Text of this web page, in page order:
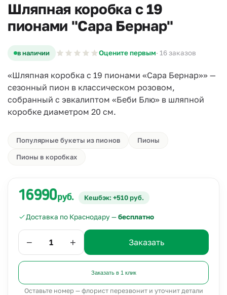
Шляпная коробка с 19
пионами "Сара Бернар"
в наличии Оцените первым· 16 заказов
«Шляпная коробка с 19 пионами «Сара Бернар»» —
сезонный пион в классическом розовом,
собранный с эвкалиптом «Беби Блю» в шляпной
коробке диаметром 20 см.
Популярные букеты из пионов Пионы
Пионы в коробках
16990руб. Кешбэк: +510 руб.
Доставка по Краснодару —бесплатно
− + Заказать
Заказать в 1 клик
Оставьте номер — флорист перезвонит и уточнит детали